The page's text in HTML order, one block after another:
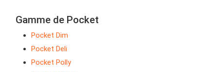
Gamme de Pocket
Pocket Dim
Pocket Deli
Pocket Polly